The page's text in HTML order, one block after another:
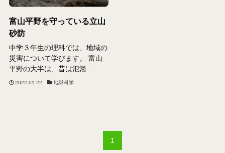
富山平野を守っている立山
砂防
中学３年生の理科では、地域の
災害について学びます。 富山
平野の大半は、昔は氾濫...
2022-01-22 地球科学
1